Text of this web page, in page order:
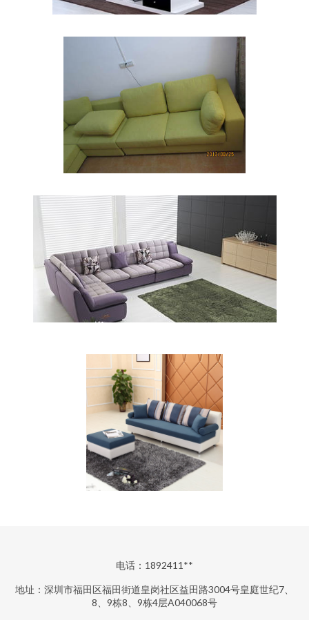
电话：1892411**
地址：深圳市福田区福田街道皇岗社区益田路3004号皇庭世纪7、
8、9栋8、9栋4层A040068号